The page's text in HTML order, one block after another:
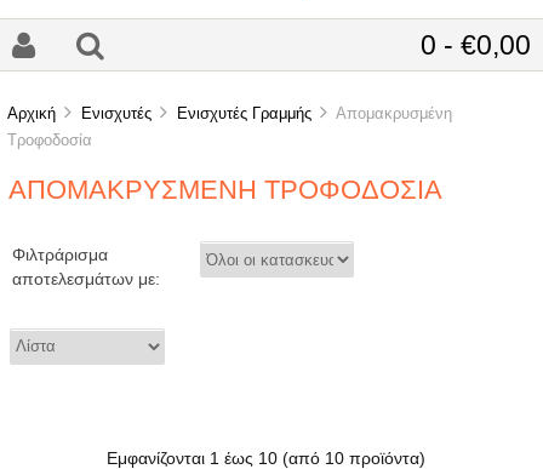
0 - €0,00
Αρχική Ενισχυτές Ενισχυτές Γραμμής
Απομακρυσμένη
Τροφοδοσία
ΑΠΟΜΑΚΡΥΣΜΈΝΗ ΤΡΟΦΟΔΟΣΊΑ
Φιλτράρισμα
αποτελεσμάτων με:
Εμφανίζονται 1 έως 10 (από 10 προϊόντα)